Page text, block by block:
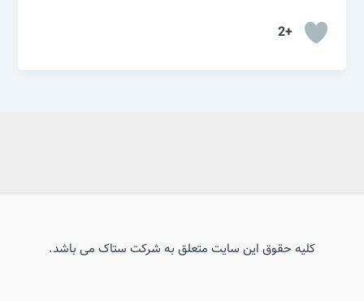
+2
کلیه حقوق این سایت متعلق به شرکت ستاک می باشد.